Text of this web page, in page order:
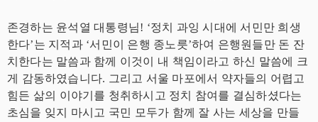
존경하는 윤석열 대통령님! ‘정치 과잉 시대에 서민만 희생
한다’는 지적과 ‘서민이 은행 종노릇’하여 은행원들만 돈 잔
치한다는 말씀과 함께 이것이 내 책임이라고 하신 말씀에 크
게 감동하였습니다. 그리고 서울 마포에서 약자들의 어렵고
힘든 삶의 이야기를 청취하시고 정치 참여를 결심하셨다는
초심을 잊지 마시고 국민 모두가 함께 잘 사는 세상을 만들